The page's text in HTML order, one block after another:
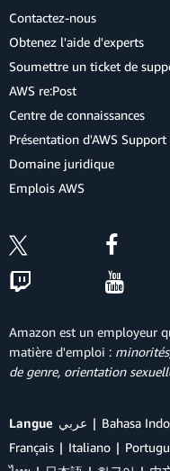
Contactez-nous
Obtenez l'aide d'experts
Soumettre un ticket de
AWS re:Post
Centre de connaissances
Présentation d'AWS Support
Domaine juridique
Emplois AWS
Amazon est un employeur
matière d'emploi :
de genre, orientation
Langue عربي Bahasa
Français
Italiano